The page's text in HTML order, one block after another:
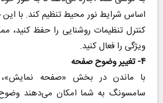
اساس شرایط نور محیط تنظیم کند. با
کنترل تنظیمات روشنایی را حفظ کنید،
ویژگی را فعال کنید.
۴- تغییر وضوح صفحه
با ماندن در بخش «صفحه نمایش»،
سامسونگ به شما امکان می‌دهند